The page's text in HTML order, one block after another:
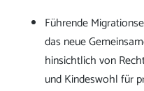
Führende
das neue
hinsichtlich von
und Kindeswohl für